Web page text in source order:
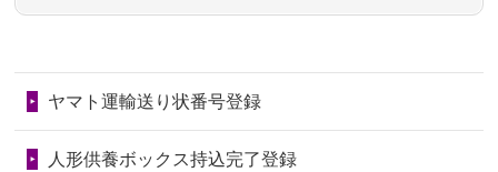
ました。お...
2026/06/28きちんと供養していただけると思った
ので、お願...
しょうか？
2024/01/04ガラスケースは外しても良いですか？
第78回人形供養祭令和7年6月20日(金)
第76回人形供養祭令和7年2月28日(金)
第75回人形供養祭令和7年1月17日(金)
ヤマト運輸送り状番号登録
人形供養ボックス持込完了登録